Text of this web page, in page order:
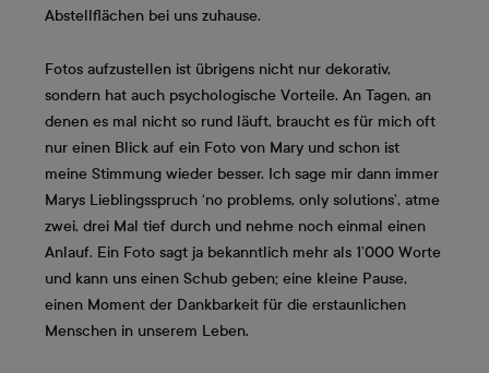
Abstellflächen bei uns zuhause.
Fotos aufzustellen ist übrigens nicht nur dekorativ,
sondern hat auch psychologische Vorteile. An Tagen, an
denen es mal nicht so rund läuft, braucht es für mich oft
nur einen Blick auf ein Foto von Mary und schon ist
meine Stimmung wieder besser. Ich sage mir dann immer
Marys Lieblingsspruch ‘no problems, only solutions’, atme
zwei, drei Mal tief durch und nehme noch einmal einen
Anlauf. Ein Foto sagt ja bekanntlich mehr als 1’000 Worte
und kann uns einen Schub geben; eine kleine Pause,
einen Moment der Dankbarkeit für die erstaunlichen
Menschen in unserem Leben.